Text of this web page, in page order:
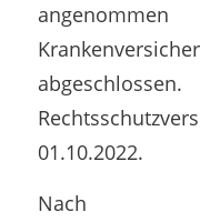
01.10.2022.
Nach